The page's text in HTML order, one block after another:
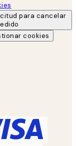
para cancelar
cookies